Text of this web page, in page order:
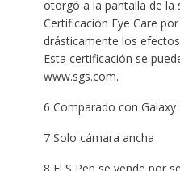
otorgó a la pantalla de la
Certificación Eye Care
drásticamente los
Esta certificación se
www.sgs.com.
6 Comparado con Galaxy
7 Solo cámara ancha